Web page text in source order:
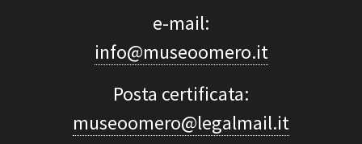
e-mail:
info@museoomero.it
Posta certificata:
museoomero@legalmail.it